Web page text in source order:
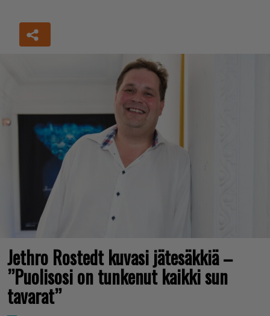
Jethro Rostedt kuvasi jätesäkkiä –
”Puolisosi on tunkenut kaikki sun
tavarat”